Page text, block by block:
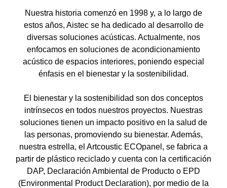
Nuestra historia comenzó en 1998 y, a lo largo de
estos años, Aistec se ha dedicado al desarrollo de
diversas soluciones acústicas. Actualmente, nos
enfocamos en soluciones de acondicionamiento
acústico de espacios interiores, poniendo especial
énfasis en el bienestar y la sostenibilidad.
El bienestar y la sostenibilidad son dos conceptos
intrínsecos en todos nuestros proyectos. Nuestras
soluciones tienen un impacto positivo en la salud de
las personas, promoviendo su bienestar. Además,
nuestra estrella, el Artcoustic ECOpanel, se fabrica a
partir de plástico reciclado y cuenta con la certificación
DAP, Declaración Ambiental de Producto o EPD
(Environmental Product Declaration), por medio de la